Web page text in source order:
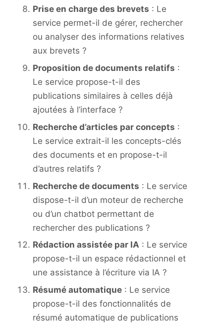
Prise en charge des brevets : Le
service permet-il de gérer, rechercher
ou analyser des informations relatives
aux brevets ?
Proposition de documents relatifs :
Le service propose-t-il des
publications similaires à celles déjà
ajoutées à l’interface ?
Recherche d’articles par concepts :
Le service extrait-il les concepts-clés
des documents et en propose-t-il
d’autres relatifs ?
Recherche de documents : Le service
dispose-t-il d’un moteur de recherche
ou d’un chatbot permettant de
rechercher des publications ?
Rédaction assistée par IA: Le service
propose-t-il un espace rédactionnel et
une assistance à l’écriture via IA ?
Résumé automatique: Le service
propose-t-il des fonctionnalités de
résumé automatique de publications